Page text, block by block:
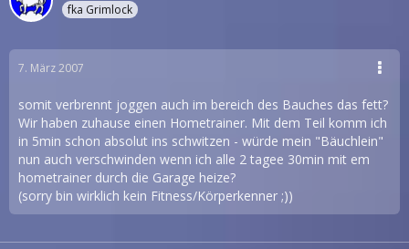
fka Grimlock
7. März 2007
somit verbrennt joggen auch im bereich des Bauches das fett?
Wir haben zuhause einen Hometrainer. Mit dem Teil komm ich
in 5min schon absolut ins schwitzen - würde mein "Bäuchlein"
nun auch verschwinden wenn ich alle 2 tagee 30min mit em
hometrainer durch die Garage heize?
(sorry bin wirklich kein Fitness/Körperkenner ;))